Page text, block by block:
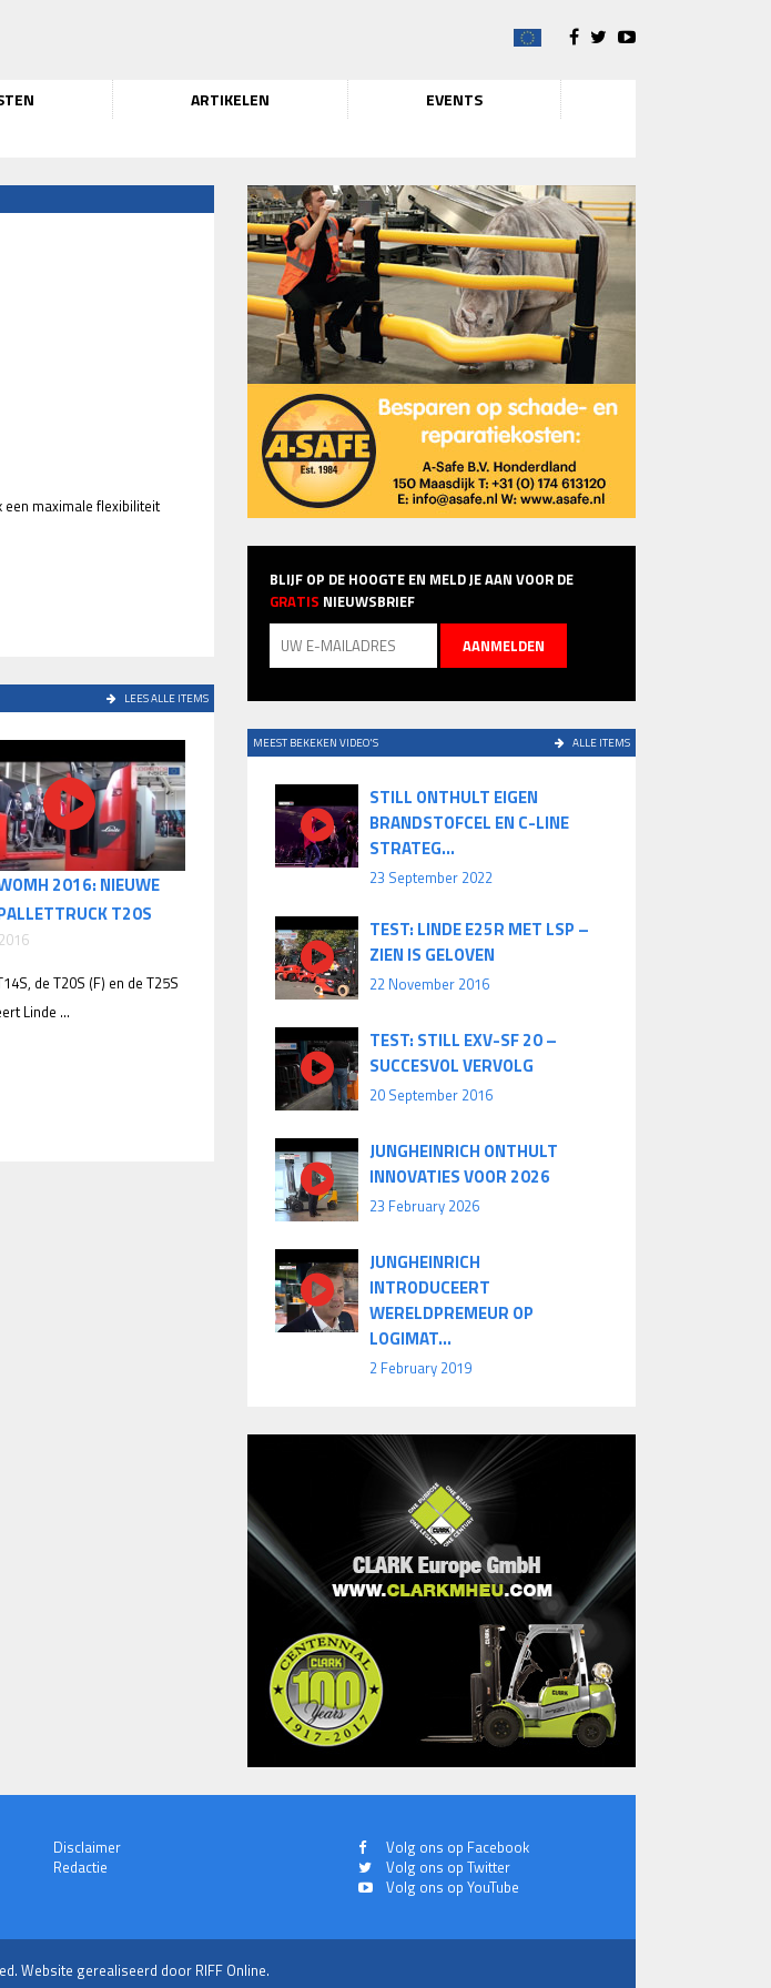
ARTIKELEN EVENTS
maximale flexibiliteit
LEES ALLE ITEMS
2016: NIEUWE
T20S
de T20S (F) en de T25S
Linde ...
BLIJF OP DE HOOGTE EN MELD JE AAN VOOR DE
GRATIS NIEUWSBRIEF
MEEST BEKEKEN VIDEO'S ALLE ITEMS
STILL ONTHULT EIGEN
BRANDSTOFCEL EN C-LINE
STRATEG...
23 September 2022
TEST: LINDE E25R MET LSP –
ZIEN IS GELOVEN
22 November 2016
TEST: STILL EXV-SF 20 –
SUCCESVOL VERVOLG
20 September 2016
JUNGHEINRICH ONTHULT
INNOVATIES VOOR 2026
23 February 2026
JUNGHEINRICH
INTRODUCEERT
WERELDPREMEUR OP
LOGIMAT...
2 February 2019
Disclaimer
Redactie
Volg ons op Facebook
Volg ons op Twitter
Volg ons op YouTube
Website gerealiseerd door RIFF Online.